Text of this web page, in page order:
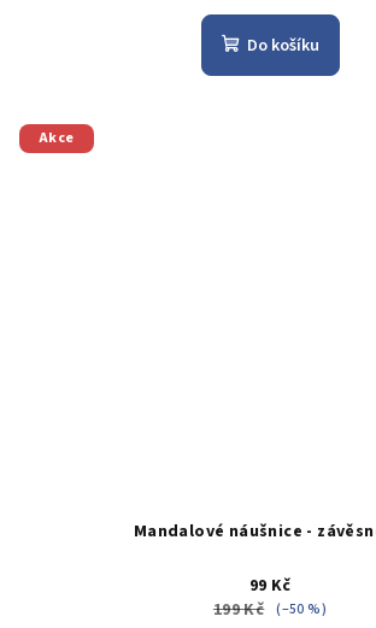
Do košíku
Akce
Mandalové náušnice -
99 Kč
199 Kč (–50 %)